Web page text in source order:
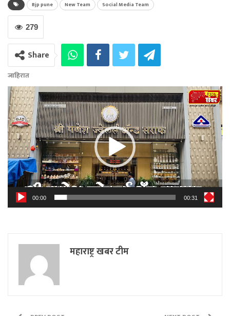
Bjp pune New Team Social Media Team
279
Share
जाहिरात
Video
Player
00:00 00:31
महाराष्ट्र खबर टीम